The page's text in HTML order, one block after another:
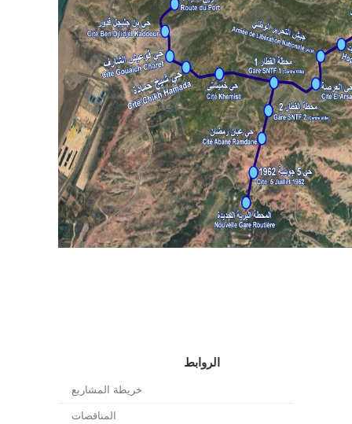
الروابط
خريطة المشاريع
المناقصات